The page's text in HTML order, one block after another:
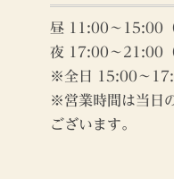
昼 11:00～15:00
夜 17:00～21:00
※全日 15:00～
※営業時間は当日
ございます。